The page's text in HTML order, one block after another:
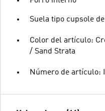
Suela tipo cupsole
Color del artículo:
/ Sand Strata
Número de artículo: